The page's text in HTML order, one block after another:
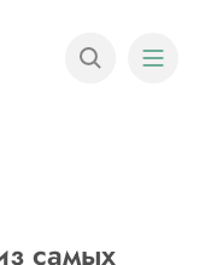
самых